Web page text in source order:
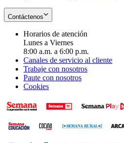
Contáctenos
Horarios de atención
Lunes a Viernes
8:00 a.m. a 6:00 p.m.
Canales de servicio al cliente
Trabaje con nosotros
Paute con nosotros
Cookies